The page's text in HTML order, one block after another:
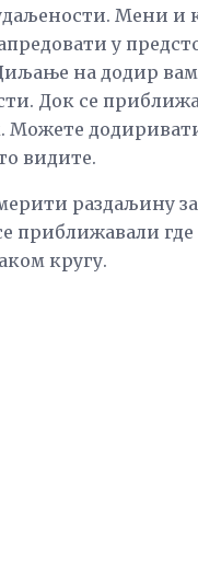
Мени и
у
на додир
Док се
Можете
видите.
раздаљину
приближавали
кругу.